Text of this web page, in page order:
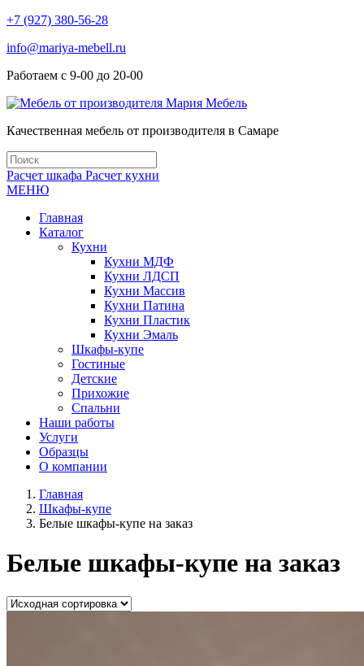
+7 (927) 380-56-28
info@mariya-mebell.ru
Работаем с 9-00 до 20-00
Качественная мебель от производителя в Самаре
Расчет шкафа Расчет кухни
МЕНЮ
Главная
Каталог
Кухни
Кухни МДФ
Кухни ЛДСП
Кухни Массив
Кухни Патина
Кухни Пластик
Кухни Эмаль
Шкафы-купе
Гостиные
Детские
Прихожие
Спальни
Наши работы
Услуги
Образцы
О компании
Главная
Шкафы-купе
Белые шкафы-купе на заказ
Белые шкафы-купе на заказ